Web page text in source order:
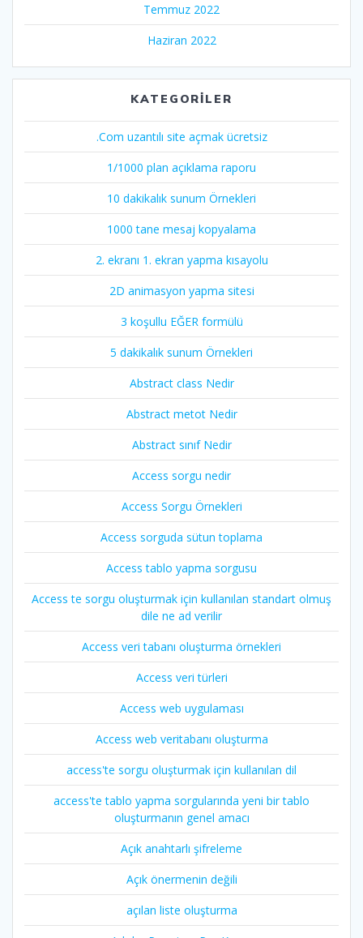
Temmuz 2022
Haziran 2022
KATEGORILER
.Com uzantılı site açmak ücretsiz
1/1000 plan açıklama raporu
10 dakikalık sunum Örnekleri
1000 tane mesaj kopyalama
2. ekranı 1. ekran yapma kısayolu
2D animasyon yapma sitesi
3 koşullu EĞER formülü
5 dakikalık sunum Örnekleri
Abstract class Nedir
Abstract metot Nedir
Abstract sınıf Nedir
Access sorgu nedir
Access Sorgu Örnekleri
Access sorguda sütun toplama
Access tablo yapma sorgusu
Access te sorgu oluşturmak için kullanılan standart olmuş
dile ne ad verilir
Access veri tabanı oluşturma örnekleri
Access veri türleri
Access web uygulaması
Access web veritabanı oluşturma
access'te sorgu oluşturmak için kullanılan dil
access'te tablo yapma sorgularında yeni bir tablo
oluşturmanın genel amacı
Açık anahtarlı şifreleme
Açık önermenin değili
açılan liste oluşturma